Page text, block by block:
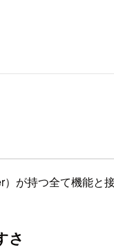
が持つ全て機能と
さ